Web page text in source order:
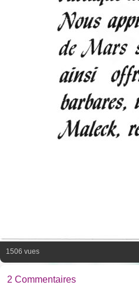
1506 vues
2 Commentaires